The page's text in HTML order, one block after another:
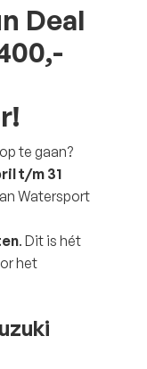
Deal
te gaan?
t/m 31
Watersport
. Dit is hét
het